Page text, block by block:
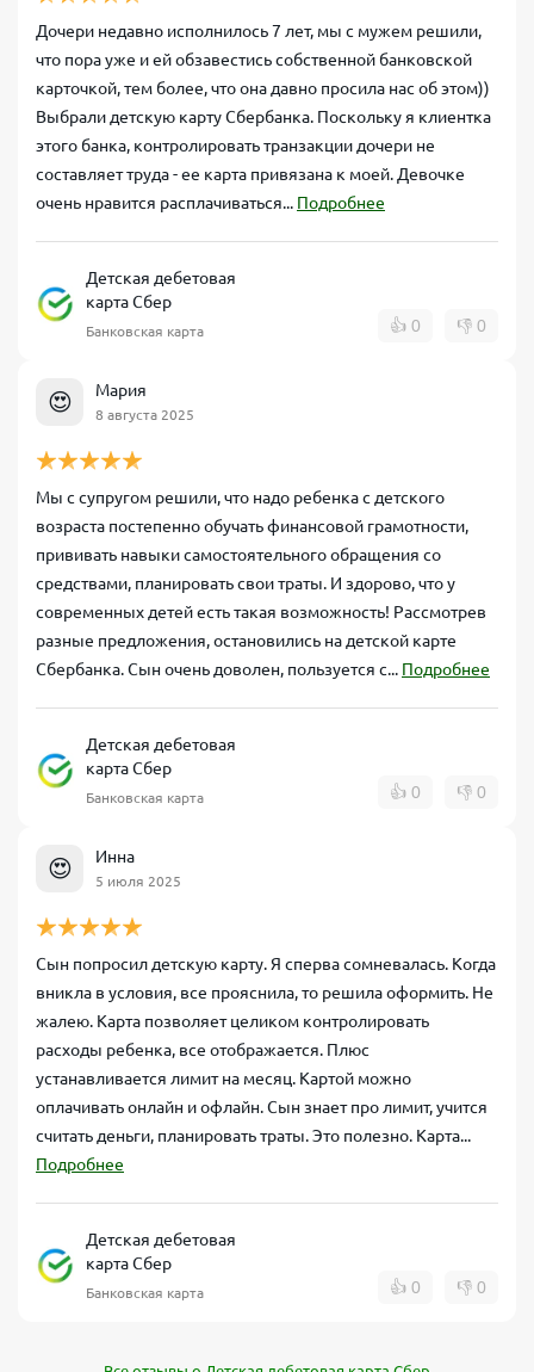
Дочери недавно исполнилось 7 лет, мы с мужем решили,
что пора уже и ей обзавестись собственной банковской
карточкой, тем более, что она давно просила нас об этом))
Выбрали детскую карту Сбербанка. Поскольку я клиентка
этого банка, контролировать транзакции дочери не
составляет труда - ее карта привязана к моей. Девочке
очень нравится расплачиваться... Подробнее
Детская дебетовая
карта Сбер
Банковская карта 👍 0 👎 0
😍 Мария
8 августа 2025
Мы с супругом решили, что надо ребенка с детского
возраста постепенно обучать финансовой грамотности,
прививать навыки самостоятельного обращения со
средствами, планировать свои траты. И здорово, что у
современных детей есть такая возможность! Рассмотрев
разные предложения, остановились на детской карте
Сбербанка. Сын очень доволен, пользуется с... Подробнее
Детская дебетовая
карта Сбер
Банковская карта 👍 0 👎 0
😍 Инна
5 июля 2025
Сын попросил детскую карту. Я сперва сомневалась. Когда
вникла в условия, все прояснила, то решила оформить. Не
жалею. Карта позволяет целиком контролировать
расходы ребенка, все отображается. Плюс
устанавливается лимит на месяц. Картой можно
оплачивать онлайн и офлайн. Сын знает про лимит, учится
считать деньги, планировать траты. Это полезно. Карта...
Подробнее
Детская дебетовая
карта Сбер
Банковская карта 👍 0 👎 0